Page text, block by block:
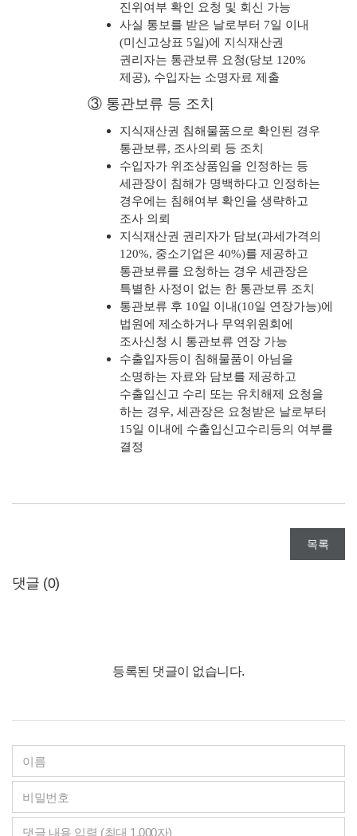
진위여부 확인 요청 및 회신 가능
사실 통보를 받은 날로부터 7일 이내
(미신고상표 5일)에 지식재산권
권리자는 통관보류 요청(당보 120%
제공), 수입자는 소명자료 제출
③ 통관보류 등 조치
지식재산권 침해물품으로 확인된 경우
통관보류, 조사의뢰 등 조치
수입자가 위조상품임을 인정하는 등
세관장이 침해가 명백하다고 인정하는
경우에는 침해여부 확인을 생략하고
조사 의뢰
지식재산권 권리자가 담보(과세가격의
120%, 중소기업은 40%)를 제공하고
통관보류를 요청하는 경우 세관장은
특별한 사정이 없는 한 통관보류 조치
통관보류 후 10일 이내(10일 연장가능)에
법원에 제소하거나 무역위원회에
조사신청 시 통관보류 연장 가능
수출입자등이 침해물품이 아님을
소명하는 자료와 담보를 제공하고
수출입신고 수리 또는 유치해제 요청을
하는 경우, 세관장은 요청받은 날로부터
15일 이내에 수출입신고수리등의 여부를
결정
목록
댓글 (0)
등록된 댓글이 없습니다.